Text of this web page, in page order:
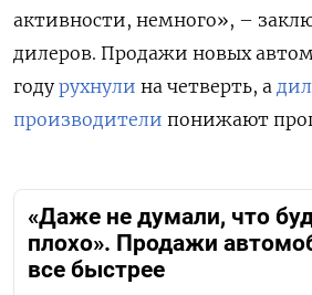
активности, немного», –
дилеров. Продажи новых
году рухнули на четверть, а
производители понижают
«Даже не думали, что
плохо». Продажи
все быстрее